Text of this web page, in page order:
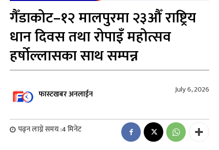
गैँडाकोट–१२ मालपुरमा २३औँ राष्ट्रिय
धान दिवस तथा रोपाइँ महोत्सव
हर्षोल्लासका साथ सम्पन्न
फास्टखबर अनलाईन July 6, 2026
पढ्न लाग्ने समय :4मिनेट